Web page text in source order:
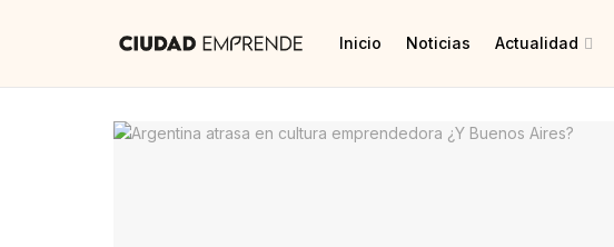
Inicio Noticias Actualidad